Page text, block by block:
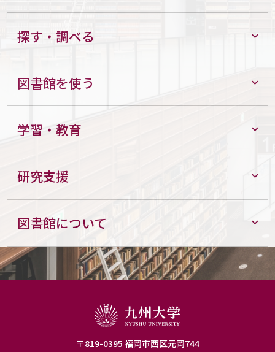
探す・調べる
図書館を使う
学習・教育
研究支援
図書館について
〒819-0395 福岡市西区元岡744